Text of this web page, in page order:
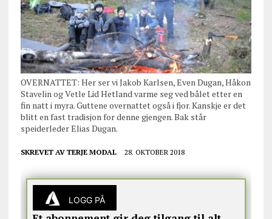
OVERNATTET: Her ser vi Jakob Karlsen, Even Dugan, Håkon
Stavelin og Vetle Lid Hetland varme seg ved bålet etter en
fin natt i myra. Guttene overnattet også i fjor. Kanskje er det
blitt en fast tradisjon for denne gjengen. Bak står
speiderleder Elias Dugan.
SKREVET AV TERJE MODAL 28. OKTOBER 2018
LOGG PÅ